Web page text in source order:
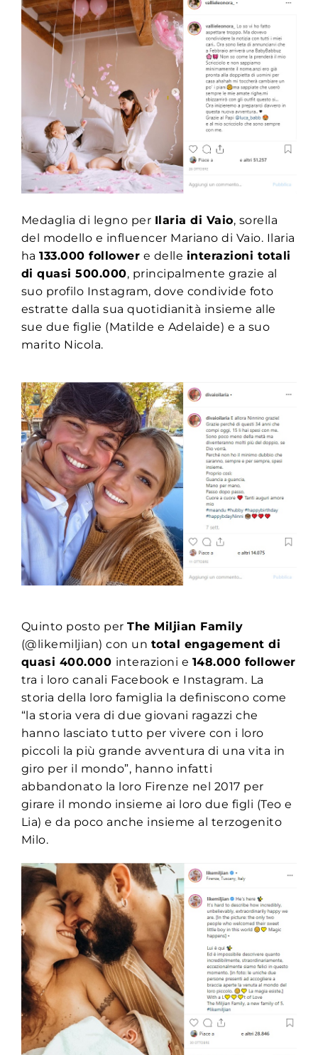
Medaglia di legno per Ilaria di Vaio, sorella
del modello e influencer Mariano di Vaio. Ilaria
ha133.000 follower e delle interazioni totali
di quasi 500.000, principalmente grazie al
suo profilo Instagram, dove condivide foto
estratte dalla sua quotidianità insieme alle
sue due figlie (Matilde e Adelaide) e a suo
marito Nicola.
Quinto posto perThe Miljian Family
(@likemiljian) con un total engagement di
quasi 400.000 interazioni e 148.000 follower
tra i loro canali Facebook e Instagram. La
storia della loro famiglia la definiscono come
“la storia vera di due giovani ragazzi che
hanno lasciato tutto per vivere con i loro
piccoli la più grande avventura di una vita in
giro per il mondo”, hanno infatti
abbandonato la loro Firenze nel 2017 per
girare il mondo insieme ai loro due figli (Teo e
Lia) e da poco anche insieme al terzogenito
Milo.